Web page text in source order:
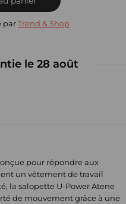
parTrend & Shop
le 28 août
pour répondre aux
un vêtement de travail
la salopette U-Power Atene
de mouvement grâce à une